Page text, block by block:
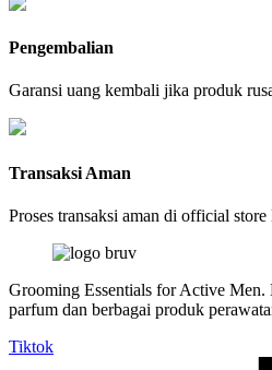
Pengembalian
Garansi uang kembali jika produk
Transaksi Aman
Proses transaksi aman di official
Grooming Essentials for Active Men.
parfum dan berbagai produk
Tiktok